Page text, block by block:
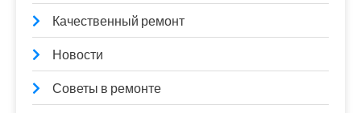
Качественный ремонт
Новости
Советы в ремонте